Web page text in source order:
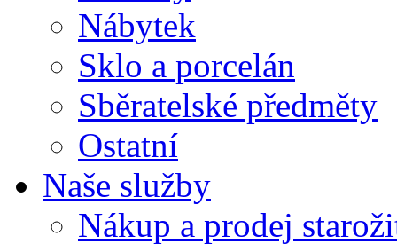
Nábytek
Sklo a porcelán
Sběratelské předměty
Ostatní
Naše služby
Nákup a prodej